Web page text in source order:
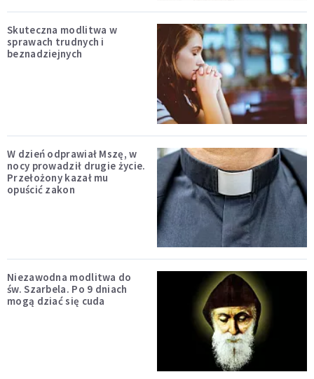
Skuteczna modlitwa w
sprawach trudnych i
beznadziejnych
W dzień odprawiał Mszę, w
nocy prowadził drugie życie.
Przełożony kazał mu
opuścić zakon
Niezawodna modlitwa do
św. Szarbela. Po 9 dniach
mogą dziać się cuda